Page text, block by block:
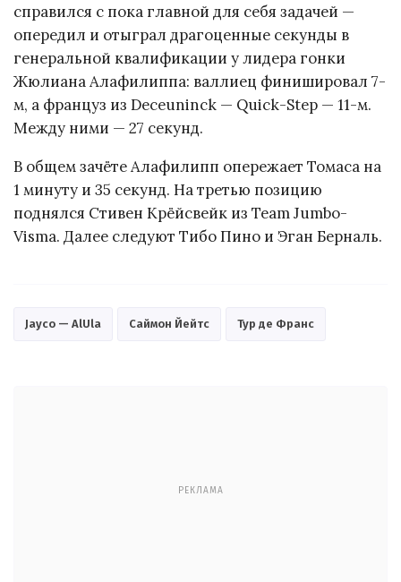
справился с пока главной для себя задачей —
опередил и отыграл драгоценные секунды в
генеральной квалификации у лидера гонки
Жюлиана Алафилиппа: валлиец финишировал 7-
м, а француз из Deceuninck — Quick-Step — 11-м.
Между ними — 27 секунд.
В общем зачёте Алафилипп опережает Томаса на
1 минуту и 35 секунд. На третью позицию
поднялся Стивен Крёйсвейк из Team Jumbo-
Visma. Далее следуют Тибо Пино и Эган Берналь.
Jayco — AlUla Саймон Йейтс Тур де Франс
РЕКЛАМА